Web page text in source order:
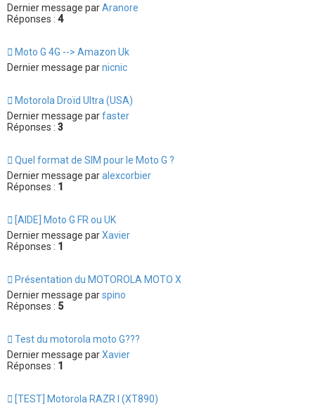
Dernier message parAranore
Réponses : 4
Moto G 4G --> Amazon Uk
Dernier message parnicnic
Motorola Droïd Ultra (USA)
Dernier message parfaster
Réponses : 3
Quel format de SIM pour le Moto G ?
Dernier message paralexcorbier
Réponses : 1
[AIDE] Moto G FR ou UK
Dernier message parXavier
Réponses : 1
Présentation du MOTOROLA MOTO X
Dernier message parspino
Réponses : 5
Test du motorola moto G???
Dernier message parXavier
Réponses : 1
[TEST] Motorola RAZR I (XT890)